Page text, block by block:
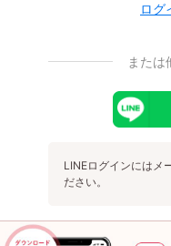
ログ
または
LINEログインにはメ
ださい。